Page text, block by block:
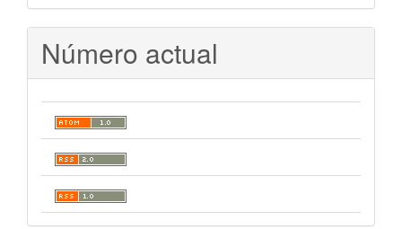
Número actual